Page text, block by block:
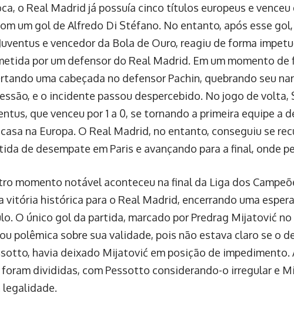
o Real Madrid já possuía cinco títulos europeus e venceu
um gol de Alfredo Di Stéfano. No entanto, após esse
e vencedor da Bola de Ouro, reagiu de forma
por um defensor do Real Madrid. Em um momento de
uma cabeçada no defensor Pachin, quebrando seu
e o incidente passou despercebido. No jogo de volta,
que venceu por 1 a 0, se tornando a primeira equipe a
na Europa. O Real Madrid, no entanto, conseguiu se
de desempate em Paris e avançando para a final, onde
momento notável aconteceu na final da Liga dos
vitória histórica para o Real Madrid, encerrando uma
O único gol da partida, marcado por Predrag Mijatović
polêmica sobre sua validade, pois não estava claro se o
havia deixado Mijatović em posição de impedimento.
divididas, com Pessotto considerando-o irregular e
legalidade.